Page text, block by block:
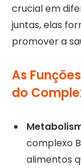
crucial em
juntas, elas
promover a
As
do
complexo
alimentos